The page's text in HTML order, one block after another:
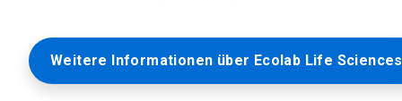
Weitere Informationen über Ecolab Life Sciences